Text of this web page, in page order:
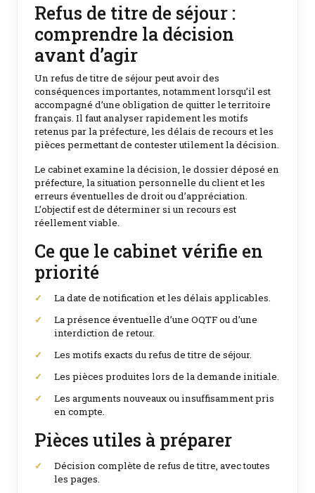
Refus de titre de séjour :
comprendre la décision
avant d’agir
Un refus de titre de séjour peut avoir des
conséquences importantes, notamment lorsqu’il est
accompagné d’une obligation de quitter le territoire
français. Il faut analyser rapidement les motifs
retenus par la préfecture, les délais de recours et les
pièces permettant de contester utilement la décision.
Le cabinet examine la décision, le dossier déposé en
préfecture, la situation personnelle du client et les
erreurs éventuelles de droit ou d’appréciation.
L’objectif est de déterminer si un recours est
réellement viable.
Ce que le cabinet vérifie en
priorité
La date de notification et les délais applicables.
La présence éventuelle d’une OQTF ou d’une
interdiction de retour.
Les motifs exacts du refus de titre de séjour.
Les pièces produites lors de la demande initiale.
Les arguments nouveaux ou insuffisamment pris
en compte.
Pièces utiles à préparer
Décision complète de refus de titre, avec toutes
les pages.